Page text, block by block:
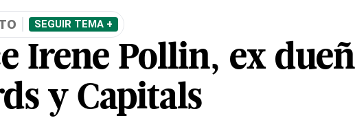
SEGUIR TEMA +
Irene Pollin, ex
y Capitals